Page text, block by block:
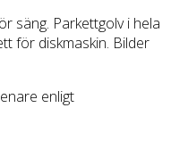
säng. Parkettgolv i hela
för diskmaskin. Bilder
enligt